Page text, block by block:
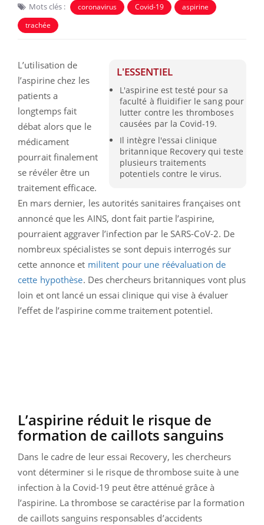
Mots clés : coronavirus Covid-19
aspirine
trachée
L'ESSENTIEL
L'aspirine est testé pour sa
faculté à fluidifier le sang pour
lutter contre les thromboses
causées par la Covid-19.
Il intègre l'essai clinique
britannique Recovery qui teste
plusieurs traitements
potentiels contre le virus.
L’utilisation de
l’aspirine chez les
patients a
longtemps fait
débat alors que le
médicament
pourrait finalement
se révéler être un
traitement efficace.
En mars dernier, les autorités sanitaires françaises ont
annoncé que les AINS, dont fait partie l’aspirine,
pourraient aggraver l’infection par le SARS-CoV-2. De
nombreux spécialistes se sont depuis interrogés sur
cette annonce et militent pour une réévaluation de
cette hypothèse. Des chercheurs britanniques vont plus
loin et ont lancé un essai clinique qui vise à évaluer
l’effet de l’aspirine comme traitement potentiel.
L’aspirine réduit le risque de
formation de caillots sanguins
Dans le cadre de leur essai Recovery, les chercheurs
vont déterminer si le risque de thrombose suite à une
infection à la Covid-19 peut être atténué grâce à
l’aspirine. La thrombose se caractérise par la formation
de caillots sanguins responsables d’accidents